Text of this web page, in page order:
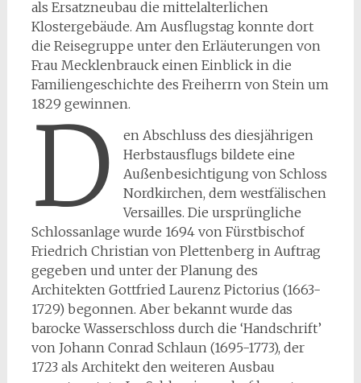
als Ersatzneubau die mittelalterlichen
Klostergebäude. Am Ausflugstag konnte dort
die Reisegruppe unter den Erläuterungen von
Frau Mecklenbrauck einen Einblick in die
Familiengeschichte des Freiherrn von Stein um
1829 gewinnen.
D
en Abschluss des diesjährigen
Herbstausflugs bildete eine
Außenbesichtigung von Schloss
Nordkirchen, dem westfälischen
Versailles. Die ursprüngliche
Schlossanlage wurde 1694 von Fürstbischof
Friedrich Christian von Plettenberg in Auftrag
gegeben und unter der Planung des
Architekten Gottfried Laurenz Pictorius (1663-
1729) begonnen. Aber bekannt wurde das
barocke Wasserschloss durch die ‘Handschrift’
von Johann Conrad Schlaun (1695-1773), der
1723 als Architekt den weiteren Ausbau